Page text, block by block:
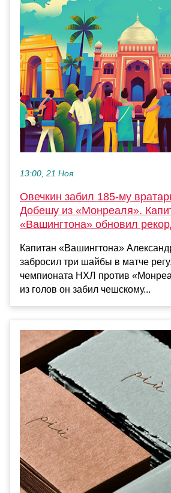
13:00, 21 Ноя
Овечкин забил 185-му
Добешу из «Монреаля».
«Вашингтона» обновил
Капитан «Вашингтона»
забросил три шайбы в матче
чемпионата НХЛ против
из голов он забил чешскому...